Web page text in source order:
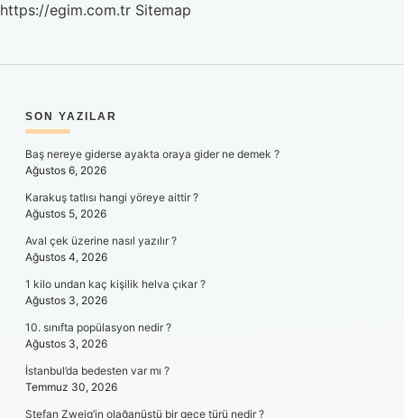
https://egim.com.tr Sitemap
SIDEBAR
SON YAZILAR
Baş nereye giderse ayakta oraya gider ne demek ?
Ağustos 6, 2026
Karakuş tatlısı hangi yöreye aittir ?
Ağustos 5, 2026
Aval çek üzerine nasıl yazılır ?
Ağustos 4, 2026
1 kilo undan kaç kişilik helva çıkar ?
Ağustos 3, 2026
10. sınıfta popülasyon nedir ?
Ağustos 3, 2026
İstanbul’da bedesten var mı ?
Temmuz 30, 2026
Stefan Zweig’in olağanüstü bir gece türü nedir ?